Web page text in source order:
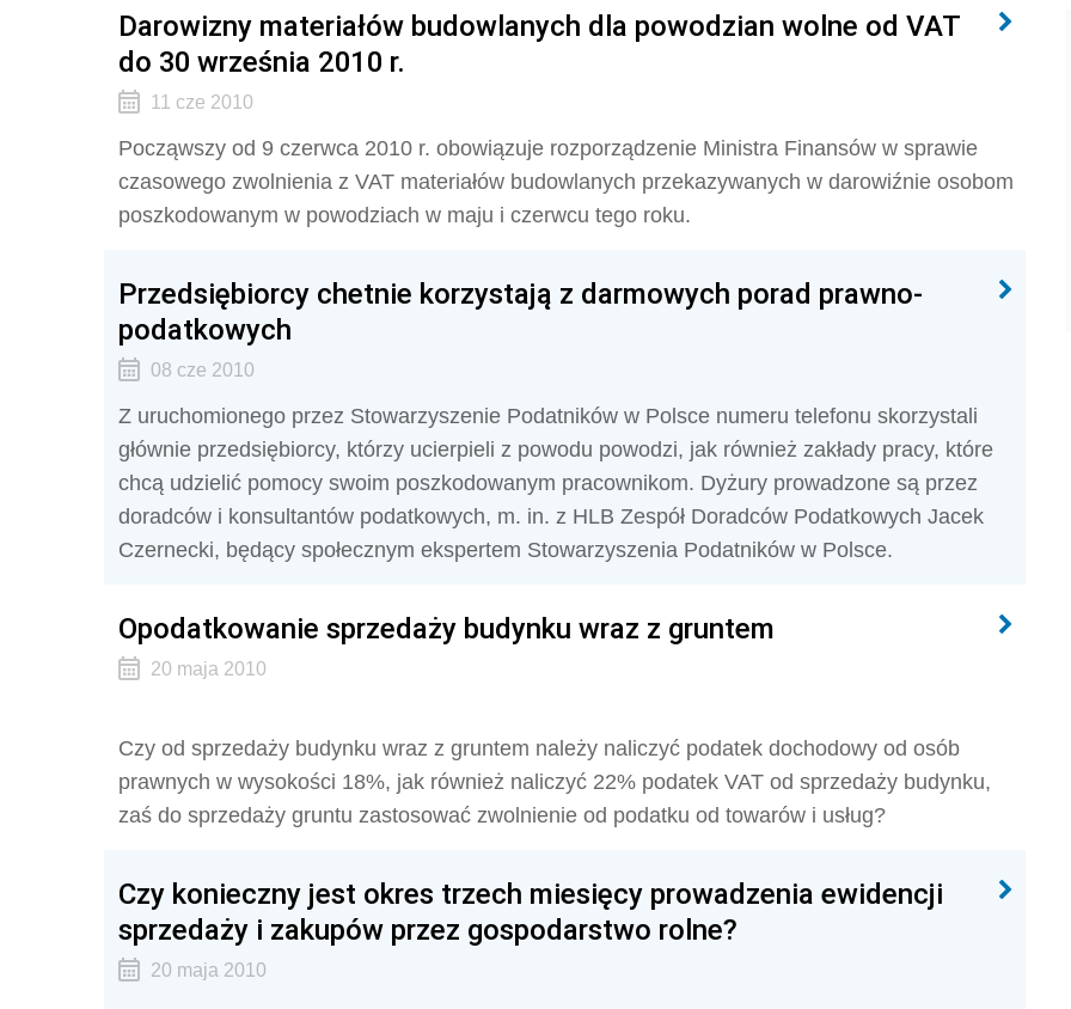
Darowizny materiałów budowlanych dla powodzian wolne od VAT
do 30 września 2010 r.
11 cze 2010
Począwszy od 9 czerwca 2010 r. obowiązuje rozporządzenie Ministra Finansów w sprawie
czasowego zwolnienia z VAT materiałów budowlanych przekazywanych w darowiźnie osobom
poszkodowanym w powodziach w maju i czerwcu tego roku.
Przedsiębiorcy chetnie korzystają z darmowych porad prawno-
podatkowych
08 cze 2010
Z uruchomionego przez Stowarzyszenie Podatników w Polsce numeru telefonu skorzystali
głównie przedsiębiorcy, którzy ucierpieli z powodu powodzi, jak również zakłady pracy, które
chcą udzielić pomocy swoim poszkodowanym pracownikom. Dyżury prowadzone są przez
doradców i konsultantów podatkowych, m. in. z HLB Zespół Doradców Podatkowych Jacek
Czernecki, będący społecznym ekspertem Stowarzyszenia Podatników w Polsce.
Opodatkowanie sprzedaży budynku wraz z gruntem
20 maja 2010
Czy od sprzedaży budynku wraz z gruntem należy naliczyć podatek dochodowy od osób
prawnych w wysokości 18%, jak również naliczyć 22% podatek VAT od sprzedaży budynku,
zaś do sprzedaży gruntu zastosować zwolnienie od podatku od towarów i usług?
Czy konieczny jest okres trzech miesięcy prowadzenia ewidencji
sprzedaży i zakupów przez gospodarstwo rolne?
20 maja 2010